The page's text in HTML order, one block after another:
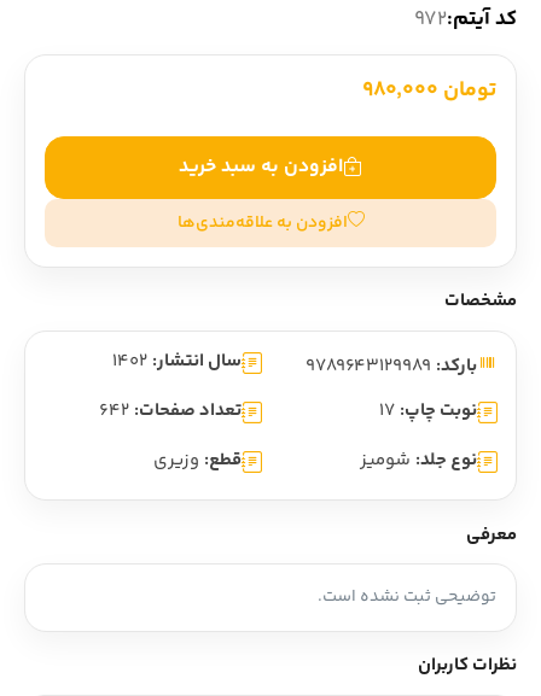
کد آیتم:972
تومان 980,000
افزودن به سبد خرید
افزودن به علاقه‌مندی‌ها
مشخصات
بارکد: سال انتشار: 1402
نوبت چاپ: 17 تعداد صفحات: 642
نوع جلد: شومیز قطع: وزیری
معرفی
توضیحی ثبت نشده است.
نظرات کاربران